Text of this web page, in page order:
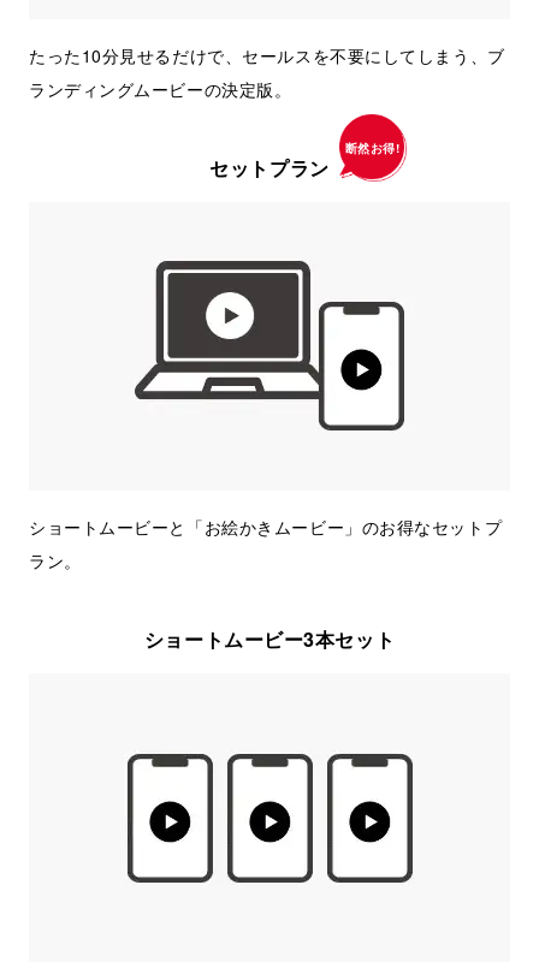
たった10分見せるだけで、セールスを不要にしてしまう、ブ
ランディングムービーの決定版。
セットプラン
断然お得!
ショートムービーと「お絵かきムービー」のお得なセットプ
ラン。
ショートムービー3本セット